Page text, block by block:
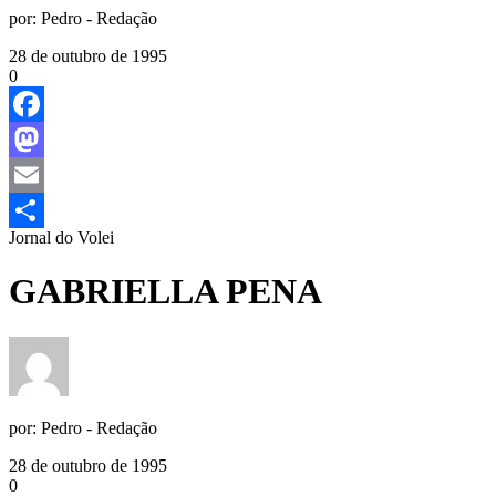
por: Pedro - Redação
28 de outubro de 1995
0
Facebook
Mastodon
Email
Share
Jornal do Volei
GABRIELLA PENA
por: Pedro - Redação
28 de outubro de 1995
0